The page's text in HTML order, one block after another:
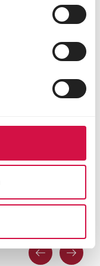
sobre
Anterior